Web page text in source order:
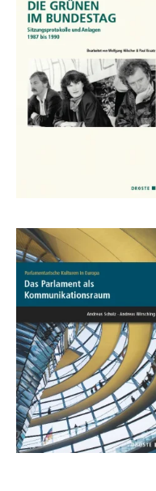
Die Grünen im
Bundestag
mehr Infos …
Parlamente in Europa
/ Parlamentarische
Kulturen in...
mehr Infos …